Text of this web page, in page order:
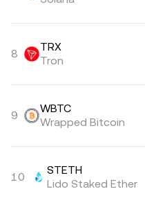
8
TRX
Tron
9
WBTC
Wrapped Bitcoin
10
STETH
Lido Staked Ether